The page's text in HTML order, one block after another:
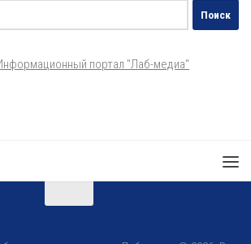
портал "Лаб-медиа"